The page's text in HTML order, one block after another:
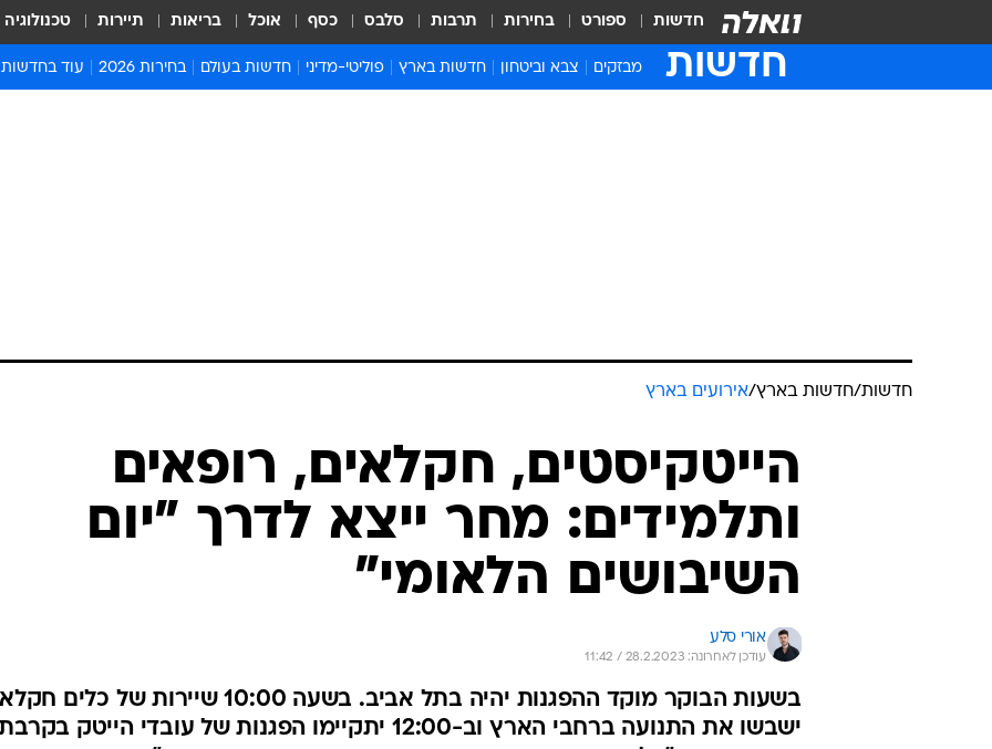
חדשות ספורט בחירות תרבות סלבס כסף אוכל בריאות תיירות טכנולוגיה
חדשות מבזקים צבא וביטחון חדשות בארץ פוליטי-מדיני חדשות בעולם בחירות 2026 עוד בחדשות
חדשות/חדשות בארץ/אירועים בארץ
הייטקיסטים, חקלאים, רופאים
ותלמידים: מחר ייצא לדרך "יום
השיבושים הלאומי"
אורי סלע
עודכן לאחרונה: 28.2.2023 / 11:42
בשעות הבוקר מוקד ההפגנות יהיה בתל אביב. בשעה 10:00 שיירות של
ישבשו את התנועה ברחבי הארץ וב-12:00 יתקיימו הפגנות של עובדי הייטק